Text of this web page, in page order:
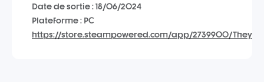
Date de sortie : 18/06/2024
Plateforme : PC
https://store.steampowered.com/app/2739900/